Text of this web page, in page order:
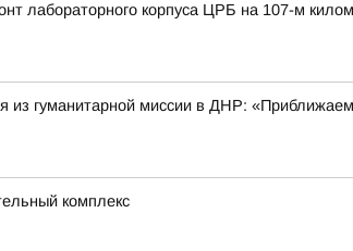
лабораторного корпуса ЦРБ на 107-м
из гуманитарной миссии в ДНР:
комплекс